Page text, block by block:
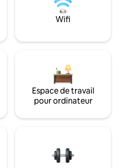
Wifi
Espace de travail
pour ordinateur